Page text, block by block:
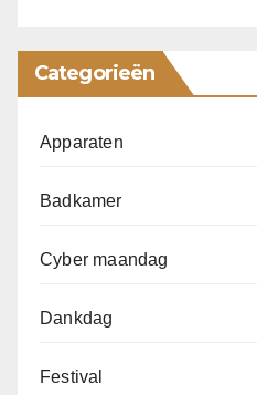
Categorieën
Apparaten
Badkamer
Cyber maandag
Dankdag
Festival